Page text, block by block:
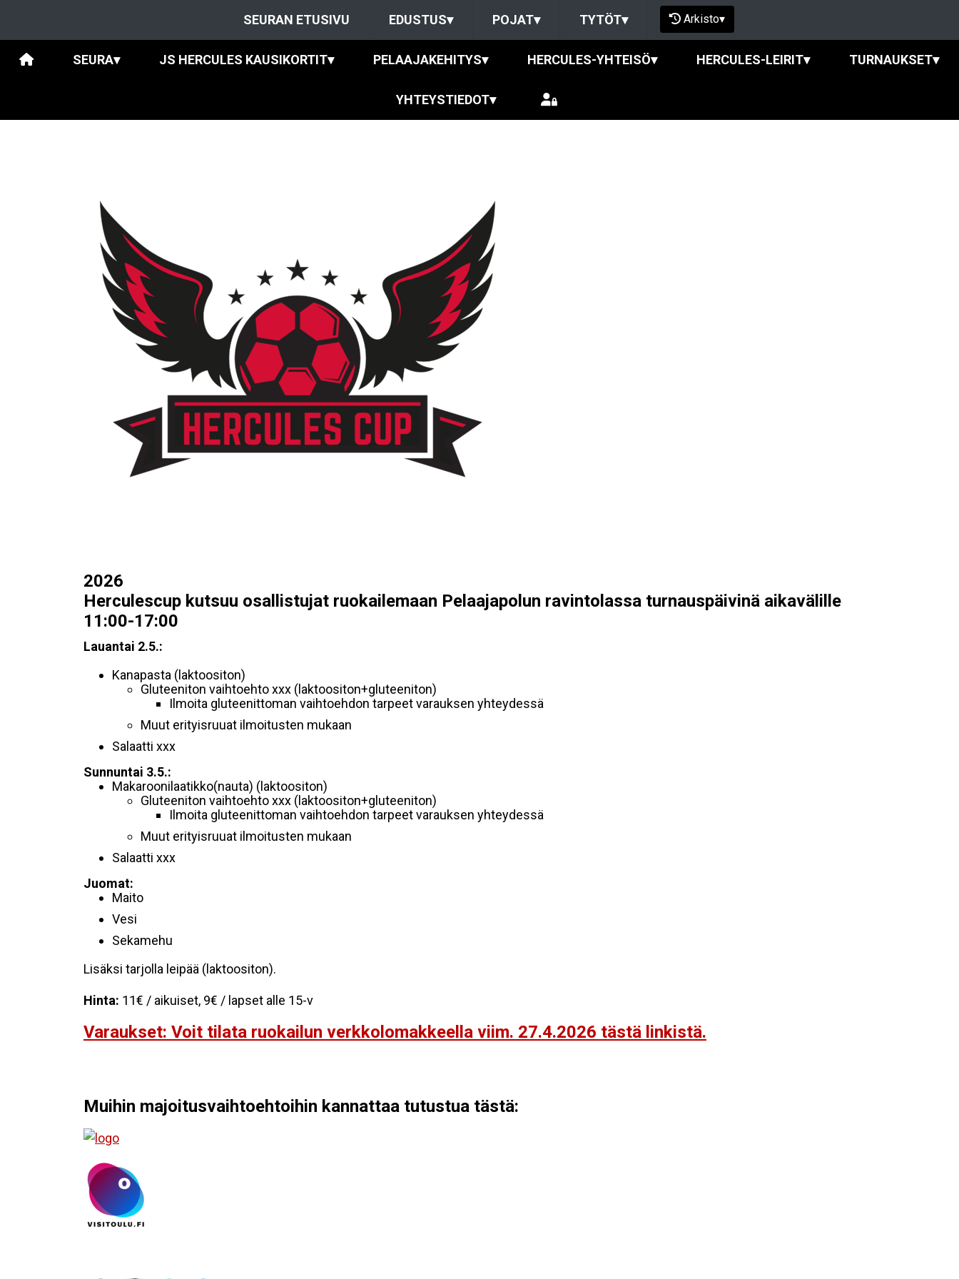
SEURAN ETUSIVU EDUSTUS▾ POJAT▾ TYTÖT▾ Arkisto▾
SEURA▾ JS HERCULES KAUSIKORTIT▾ PELAAJAKEHITYS▾ HERCULES-YHTEISÖ▾ HERCULES-LEIRIT▾ TURNAUKSET▾
YHTEYSTIEDOT▾
2026
Herculescup kutsuu osallistujat ruokailemaan Pelaajapolun ravintolassa turnauspäivinä aikavälille
11:00-17:00
Lauantai 2.5.:
Kanapasta (laktoositon)
Gluteeniton vaihtoehto xxx (laktoositon+gluteeniton)
Ilmoita gluteenittoman vaihtoehdon tarpeet varauksen yhteydessä
Muut erityisruuat ilmoitusten mukaan
Salaatti xxx
Sunnuntai 3.5.:
Makaroonilaatikko(nauta) (laktoositon)
Gluteeniton vaihtoehto xxx (laktoositon+gluteeniton)
Ilmoita gluteenittoman vaihtoehdon tarpeet varauksen yhteydessä
Muut erityisruuat ilmoitusten mukaan
Salaatti xxx
Juomat:
Maito
Vesi
Sekamehu
Lisäksi tarjolla leipää (laktoositon).
Hinta: 11€ / aikuiset, 9€ / lapset alle 15-v
Varaukset: Voit tilata ruokailun verkkolomakkeella viim. 27.4.2026 tästä linkistä.
Muihin majoitusvaihtoehtoihin kannattaa tutustua tästä: